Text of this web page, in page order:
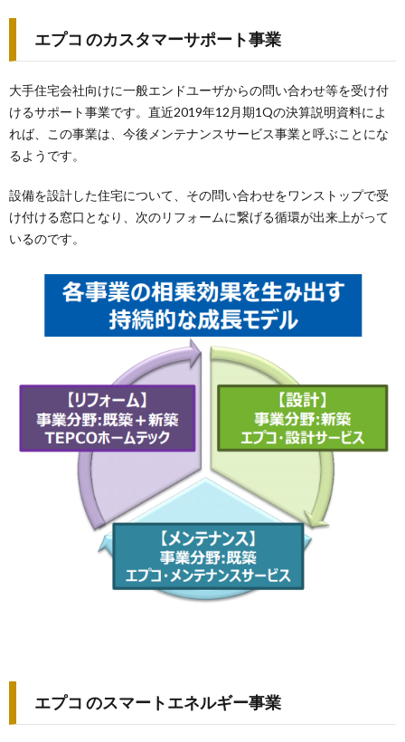
エプコ のカスタマーサポート事業
大手住宅会社向けに一般エンドユーザからの問い合わせ等を受け付
けるサポート事業です。直近2019年12月期1Qの決算説明資料によ
れば、この事業は、今後メンテナンスサービス事業と呼ぶことにな
るようです。
設備を設計した住宅について、その問い合わせをワンストップで受
け付ける窓口となり、次のリフォームに繋げる循環が出来上がって
いるのです。
エプコ のスマートエネルギー事業